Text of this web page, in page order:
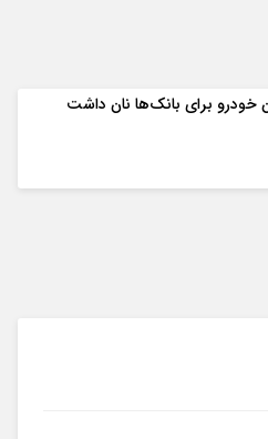
خودرو برای بانک‌ها نان داشت